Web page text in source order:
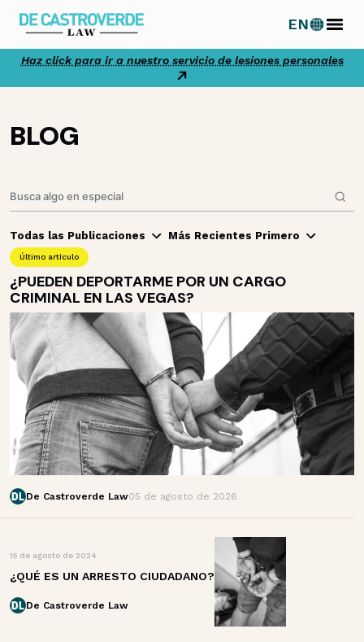
contenido
EN
Haz click para ir a nuestro servicio de lesiones personales
BLOG
Todas las Publicaciones Más Recientes Primero
Último artículo
¿PUEDEN DEPORTARME POR UN CARGO
CRIMINAL EN LAS VEGAS?
De Castroverde Law05 de agosto de 2026
15 de agosto de 2024
¿QUÉ ES UN ARRESTO CIUDADANO?
De Castroverde Law